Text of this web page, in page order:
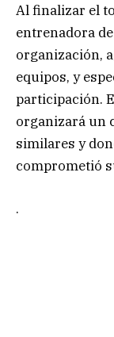
Al finalizar el
entrenadora
organización,
equipos, y
participación.
organizará un
similares y
comprometió
.